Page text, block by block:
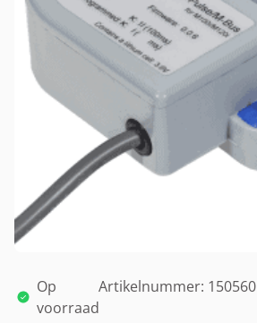
Op
voorraad
Artikelnummer: 150560